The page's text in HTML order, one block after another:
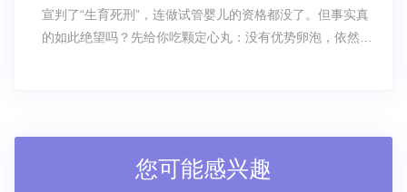
宣判了“生育死刑”，连做试管婴儿的资格都没了。但事实真
的如此绝望吗？先给你吃颗定心丸：没有优势卵泡，依然可
您可能感兴趣